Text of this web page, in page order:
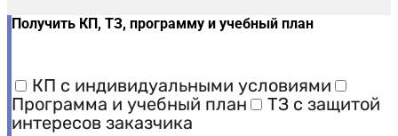
Получить КП, ТЗ, программу и учебный план
КП с индивидуальными условиями
Программа и учебный план
ТЗ с защитой
интересов заказчика